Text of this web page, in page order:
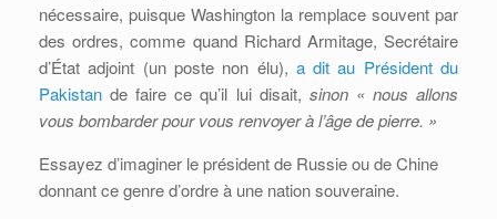
nécessaire, puisque Washington la remplace souvent par
des ordres, comme quand Richard Armitage, Secrétaire
d’État adjoint (un poste non élu), a dit au Président du
Pakistan de faire ce qu’il lui disait, sinon « nous allons
vous bombarder pour vous renvoyer à l’âge de pierre. »
Essayez d’imaginer le président de Russie ou de Chine
donnant ce genre d’ordre à une nation souveraine.